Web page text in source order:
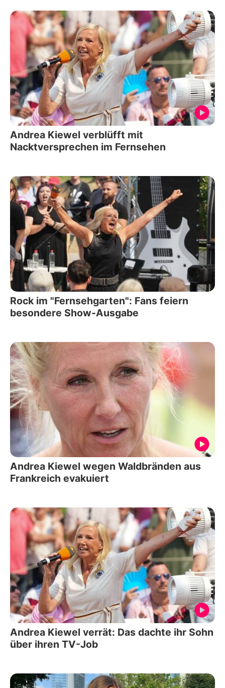
Andrea Kiewel verblüfft mit
Nacktversprechen im Fernsehen
Rock im "Fernsehgarten": Fans feiern
besondere Show-Ausgabe
Andrea Kiewel wegen Waldbränden aus
Frankreich evakuiert
Andrea Kiewel verrät: Das dachte ihr Sohn
über ihren TV-Job